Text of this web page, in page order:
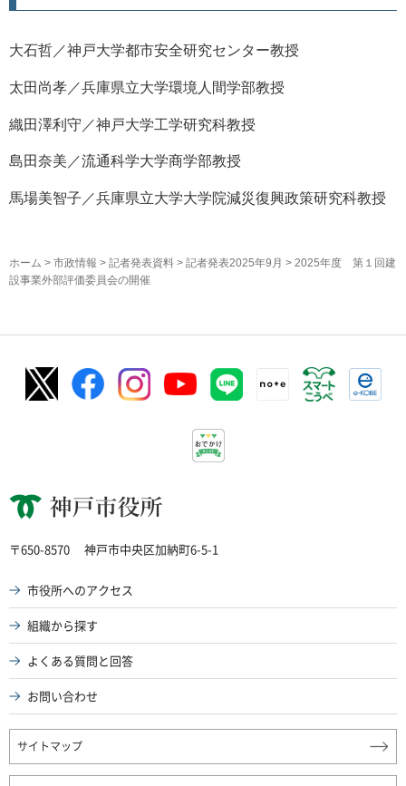
大石哲／神戸大学都市安全研究センター教授
太田尚孝／兵庫県立大学環境人間学部教授
織田澤利守／神戸大学工学研究科教授
島田奈美／流通科学大学商学部教授
馬場美智子／兵庫県立大学大学院減災復興政策研究科教授
ホーム > 市政情報 > 記者発表資料 > 記者発表2025年9月 > 2025年度 第１回建
設事業外部評価委員会の開催
神戸市役所
〒650-8570 神戸市中央区加納町6-5-1
市役所へのアクセス
組織から探す
よくある質問と回答
お問い合わせ
サイトマップ